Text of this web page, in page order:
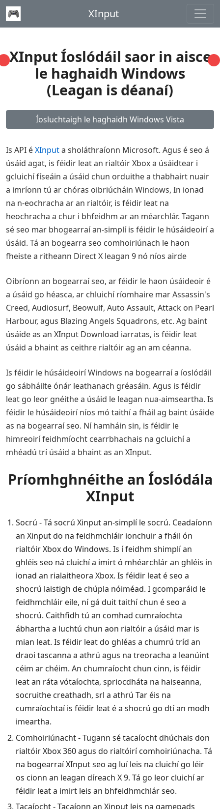
XInput
XInput Íoslódáil saor in aisce
le haghaidh Windows
(Leagan is déanaí)
Íosluchtaigh le haghaidh Windows Vista
Is API éXInputa sholáthraíonn Microsoft. Agus é seo á
úsáid agat, is féidir leat an rialtóir Xbox a úsáidtear i
gcluichí físeáin a úsáid chun orduithe a thabhairt nuair
a imríonn tú ar chóras oibriúcháin Windows, In ionad
na n-eochracha ar an rialtóir, is féidir leat na
heochracha a chur i bhfeidhm ar an méarchlár. Tagann
sé seo mar bhogearraí an-simplí is féidir le húsáideoirí a
úsáid. Tá an bogearra seo comhoiriúnach le haon
fheiste a ritheann Direct X leagan 9 nó níos airde
Oibríonn an bogearraí seo, ar féidir le haon úsáideoir é
a úsáid go héasca, ar chluichí ríomhaire mar Assassin's
Creed, Audiosurf, Beowulf, Auto Assault, Attack on Pearl
Harbour, agus Blazing Angels Squadrons, etc. Ag baint
úsáide as an XInput Download iarratas, is féidir leat
úsáid a bhaint as ceithre rialtóir ag an am céanna.
Is féidir le húsáideoirí Windows na bogearraí a íoslódáil
go sábháilte ónár leathanach gréasáin. Agus is féidir
leat go leor gnéithe a úsáid le leagan nua-aimseartha. Is
féidir le húsáideoirí níos mó taithí a fháil ag baint úsáide
as na bogearraí seo. Ní hamháin sin, is féidir le
himreoirí feidhmíocht cearrbhachais na gcluichí a
mhéadú trí úsáid a bhaint as an XInput.
Príomhghnéithe an Íoslódála
XInput
Socrú - Tá socrú Xinput an-simplí le socrú. Ceadaíonn
an Xinput do na feidhmchláir ionchuir a fháil ón
rialtóir Xbox do Windows. Is í feidhm shimplí an
ghléis seo ná cluichí a imirt ó mhéarchlár an ghléis in
ionad an rialaitheora Xbox. Is féidir leat é seo a
shocrú laistigh de chúpla nóiméad. I gcomparáid le
feidhmchláir eile, ní gá duit taithí chun é seo a
shocrú. Caithfidh tú an comhad cumraíochta
ábhartha a luchtú chun aon rialtóir a úsáid mar is
mian leat. Is féidir leat do ghléas a chumrú tríd an
draoi tascanna a athrú agus na treoracha a leanúint
céim ar chéim. An chumraíocht chun cinn, is féidir
leat an ráta vótaíochta, spriocdháta na haiseanna,
socruithe creathadh, srl a athrú Tar éis na
cumraíochtaí is féidir leat é a shocrú go dtí an modh
imeartha.
Comhoiriúnacht - Tugann sé tacaíocht dhúchais don
rialtóir Xbox 360 agus do rialtóirí comhoiriúnacha. Tá
na bogearraí XInput seo ag luí leis na cluichí go léir
os cionn an leagan díreach X 9. Tá go leor cluichí ar
féidir leat a imirt leis an bhfeidhmchlár seo.
Tacaíocht - Tacaíonn an Xinput leis na gamepads